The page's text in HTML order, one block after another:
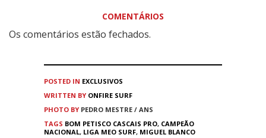
COMENTÁRIOS
Os comentários estão fechados.
POSTED IN EXCLUSIVOS
WRITTEN BY ONFIRE SURF
PHOTO BY PEDRO MESTRE / ANS
TAGS BOM PETISCO CASCAIS PRO, CAMPEÃO
NACIONAL, LIGA MEO SURF, MIGUEL BLANCO